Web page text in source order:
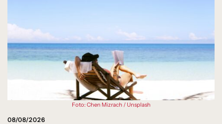
Foto: Chen Mizrach / Unsplash
08/08/2026